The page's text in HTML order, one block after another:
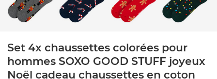
Set 4x chaussettes colorées pour
hommes SOXO GOOD STUFF joyeux
Noël cadeau chaussettes en coton